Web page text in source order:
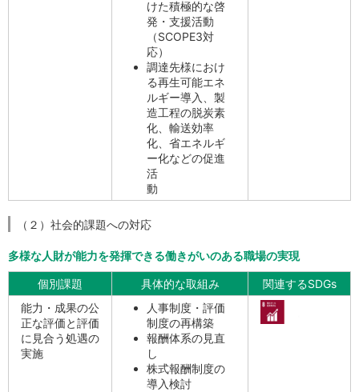
けた積極的な啓
発・支援活動
（SCOPE3対
応）
調達先様におけ
る再生可能エネ
ルギー導入、製
造工程の脱炭素
化、輸送効率
化、省エネルギ
ー化などの促進
活
動
（２）社会的課題への対応
多様な人財が能力を発揮できる働きがいのある職場の実現
個別課題 具体的な取組み
関連するSDGs
能力・成果の公
正な評価と評価
に見合う処遇の
実施
人事制度・評価
制度の再構築
報酬体系の見直
し
株式報酬制度の
導入検討